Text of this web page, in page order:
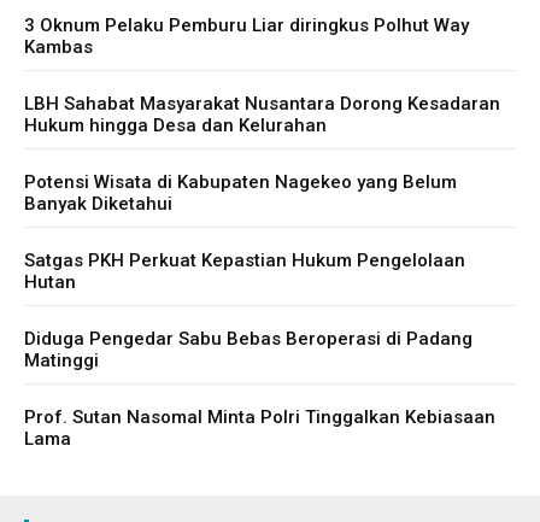
3 Oknum Pelaku Pemburu Liar diringkus Polhut Way
Kambas
LBH Sahabat Masyarakat Nusantara Dorong Kesadaran
Hukum hingga Desa dan Kelurahan
Potensi Wisata di Kabupaten Nagekeo yang Belum
Banyak Diketahui
Satgas PKH Perkuat Kepastian Hukum Pengelolaan
Hutan
Diduga Pengedar Sabu Bebas Beroperasi di Padang
Matinggi
Prof. Sutan Nasomal Minta Polri Tinggalkan Kebiasaan
Lama